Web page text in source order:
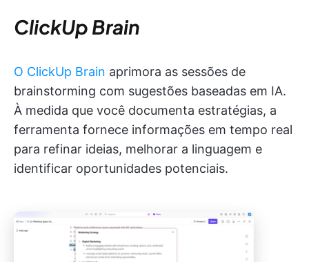
ClickUp Brain
O ClickUp Brain aprimora as sessões de
brainstorming com sugestões baseadas em IA.
À medida que você documenta estratégias, a
ferramenta fornece informações em tempo real
para refinar ideias, melhorar a linguagem e
identificar oportunidades potenciais.